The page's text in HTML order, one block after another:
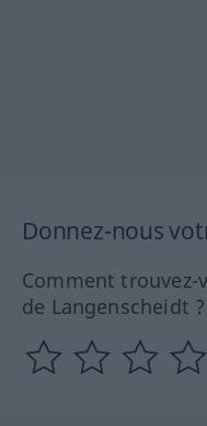
Donnez-nous
Comment
de Langenscheidt ?